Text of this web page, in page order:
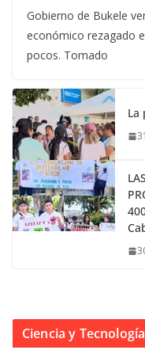
Gobierno de Bukele
económico rezagado
pocos. Tomado
La
Ciencia y Tecnología